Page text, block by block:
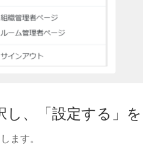
、「設定する」を
ます。